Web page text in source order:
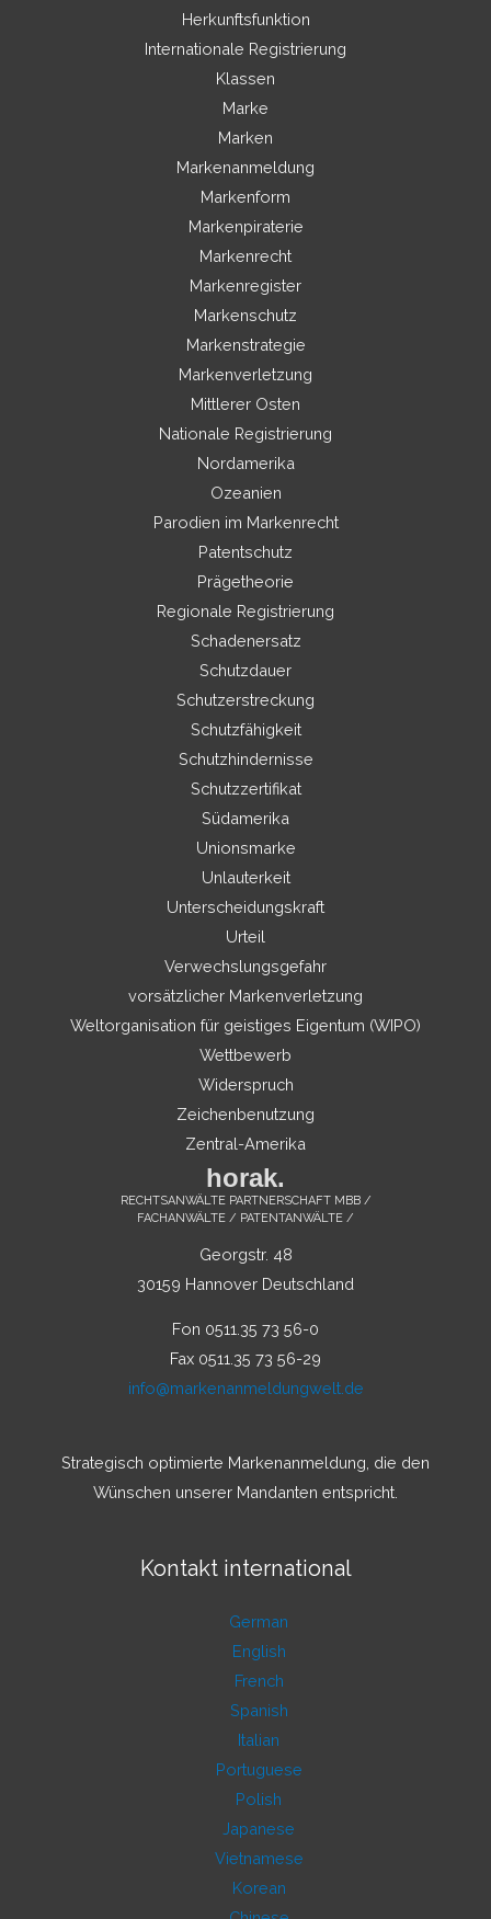
Herkunftsfunktion
Internationale Registrierung
Klassen
Marke
Marken
Markenanmeldung
Markenform
Markenpiraterie
Markenrecht
Markenregister
Markenschutz
Markenstrategie
Markenverletzung
Mittlerer Osten
Nationale Registrierung
Nordamerika
Ozeanien
Parodien im Markenrecht
Patentschutz
Prägetheorie
Regionale Registrierung
Schadenersatz
Schutzdauer
Schutzerstreckung
Schutzfähigkeit
Schutzhindernisse
Schutzzertifikat
Südamerika
Unionsmarke
Unlauterkeit
Unterscheidungskraft
Urteil
Verwechslungsgefahr
vorsätzlicher Markenverletzung
Weltorganisation für geistiges Eigentum (WIPO)
Wettbewerb
Widerspruch
Zeichenbenutzung
Zentral-Amerika
horak.
RECHTSANWÄLTE PARTNERSCHAFT MBB /
FACHANWÄLTE / PATENTANWÄLTE /
Georgstr. 48
30159 Hannover Deutschland
Fon 0511.35 73 56-0
Fax 0511.35 73 56-29
info@markenanmeldungwelt.de
Strategisch optimierte Markenanmeldung, die den
Wünschen unserer Mandanten entspricht.
Kontakt international
English
French
Spanish